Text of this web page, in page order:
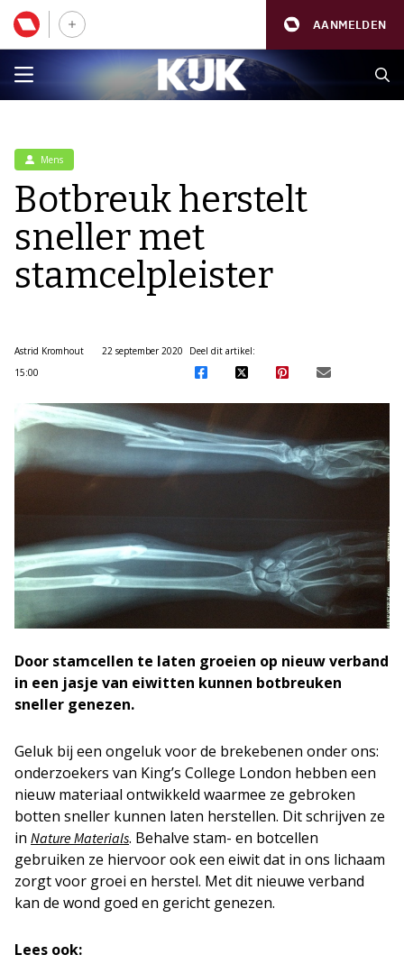
AANMELDEN
Mens
Botbreuk herstelt
sneller met
stamcelpleister
Astrid Kromhout
22 september 2020
15:00
Deel dit artikel:
Door stamcellen te laten groeien op nieuw verband
in een jasje van eiwitten kunnen botbreuken
sneller genezen.
Geluk bij een ongeluk voor de brekebenen onder ons:
onderzoekers van King’s College London hebben een
nieuw materiaal ontwikkeld waarmee ze gebroken
botten sneller kunnen laten herstellen. Dit schrijven ze
in Nature Materials. Behalve stam- en botcellen
gebruiken ze hiervoor ook een eiwit dat in ons lichaam
zorgt voor groei en herstel. Met dit nieuwe verband
kan de wond goed en gericht genezen.
Lees ook: